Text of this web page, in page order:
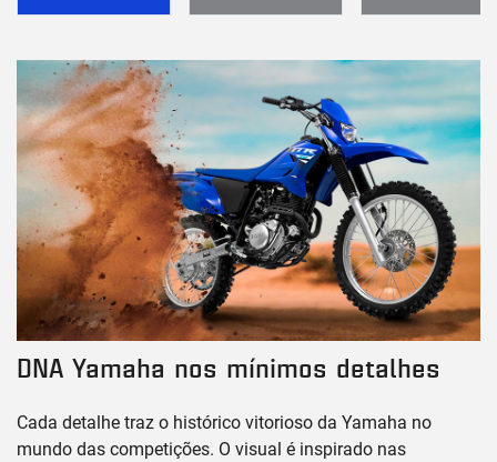
DNA Yamaha nos mínimos detalhes
Cada detalhe traz o histórico vitorioso da Yamaha no
mundo das competições. O visual é inspirado nas